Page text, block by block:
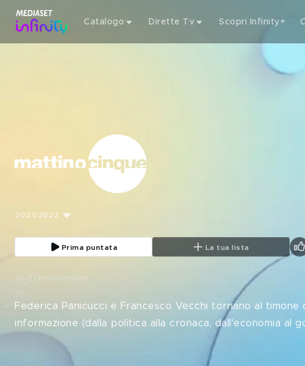
Catalogo Dirette Tv Scopri Infinity+
2021/2022
Prima puntata La tua lista
2021 | Informazione
Federica Panicucci e Francesco Vecchi tornano al
informazione (dalla politica alla cronaca, dall'economia al